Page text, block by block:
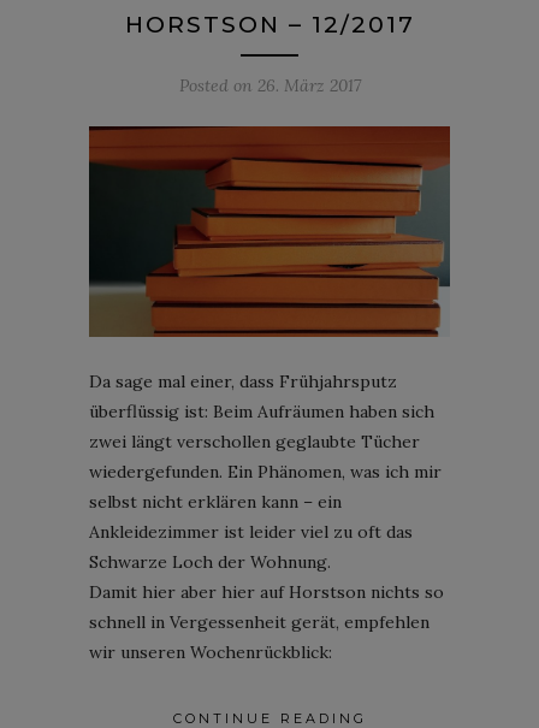
HORSTSON – 12/2017
Posted on 26. März 2017
Da sage mal einer, dass Frühjahrsputz
überflüssig ist: Beim Aufräumen haben sich
zwei längt verschollen geglaubte Tücher
wiedergefunden. Ein Phänomen, was ich mir
selbst nicht erklären kann – ein
Ankleidezimmer ist leider viel zu oft das
Schwarze Loch der Wohnung.
Damit hier aber hier auf Horstson nichts so
schnell in Vergessenheit gerät, empfehlen
wir unseren Wochenrückblick:
CONTINUE READING